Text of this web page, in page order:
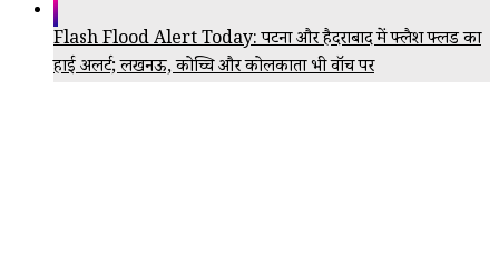
Flash Flood Alert Today: पटना और हैदराबाद में फ्लैश फ्लड का
हाई अलर्ट; लखनऊ, कोच्चि और कोलकाता भी वॉच पर